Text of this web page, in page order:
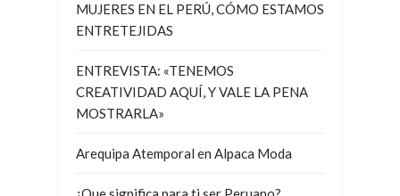
MUJERES EN EL PERÚ, CÓMO ESTAMOS
ENTRETEJIDAS
ENTREVISTA: «TENEMOS
CREATIVIDAD AQUÍ, Y VALE LA PENA
MOSTRARLA»
Arequipa Atemporal en Alpaca Moda